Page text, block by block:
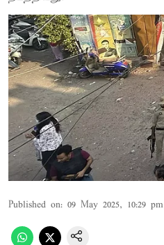
Published on: 09 May 2025, 10:29 pm